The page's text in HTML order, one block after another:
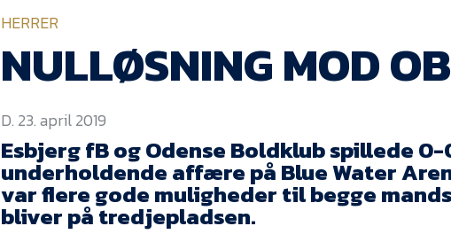
HERRER
NULLØSNING MOD OB
D. 23. april 2019
Esbjerg fB og Odense Boldklub spillede 0-
underholdende affære på Blue Water
var flere gode muligheder til begge
bliver på tredjepladsen.